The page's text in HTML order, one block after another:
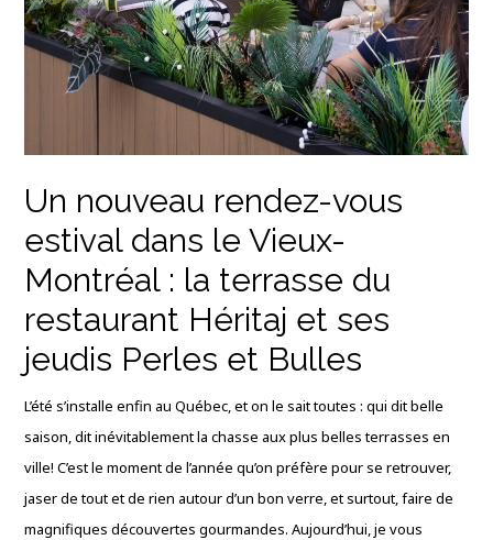
Un nouveau rendez-vous
estival dans le Vieux-
Montréal : la terrasse du
restaurant Héritaj et ses
jeudis Perles et Bulles
L’été s’installe enfin au Québec, et on le sait toutes : qui dit belle
saison, dit inévitablement la chasse aux plus belles terrasses en
ville! C’est le moment de l’année qu’on préfère pour se retrouver,
jaser de tout et de rien autour d’un bon verre, et surtout, faire de
magnifiques découvertes gourmandes. Aujourd’hui, je vous